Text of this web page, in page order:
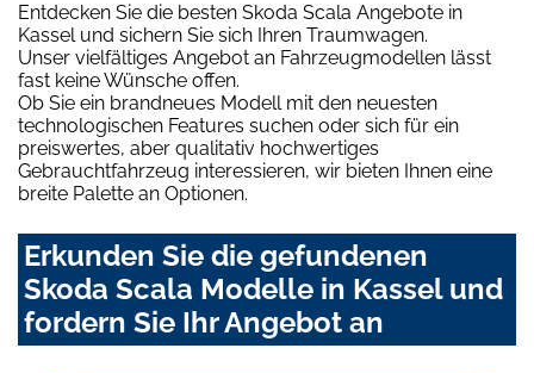
Entdecken Sie die besten Skoda Scala Angebote in
Kassel und sichern Sie sich Ihren Traumwagen.
Unser vielfältiges Angebot an Fahrzeugmodellen lässt
fast keine Wünsche offen.
Ob Sie ein brandneues Modell mit den neuesten
technologischen Features suchen oder sich für ein
preiswertes, aber qualitativ hochwertiges
Gebrauchtfahrzeug interessieren, wir bieten Ihnen eine
breite Palette an Optionen.
Erkunden Sie die gefundenen
Skoda Scala Modelle in Kassel und
fordern Sie Ihr Angebot an